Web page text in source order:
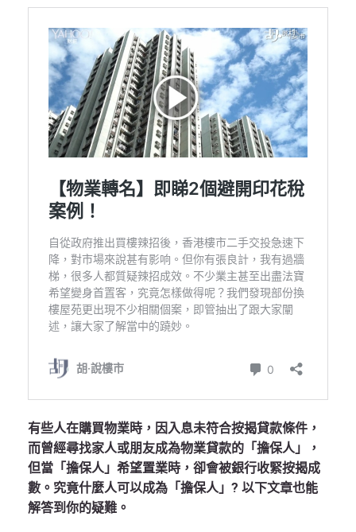
有些人在購買物業時，因入息未符合按揭貸款條件，
而曾經尋找家人或朋友成為物業貸款的「擔保人」，
但當「擔保人」希望置業時，卻會被銀行收緊按揭成
數。究竟什麼人可以成為「擔保人」? 以下文章也能
解答到你的疑難。